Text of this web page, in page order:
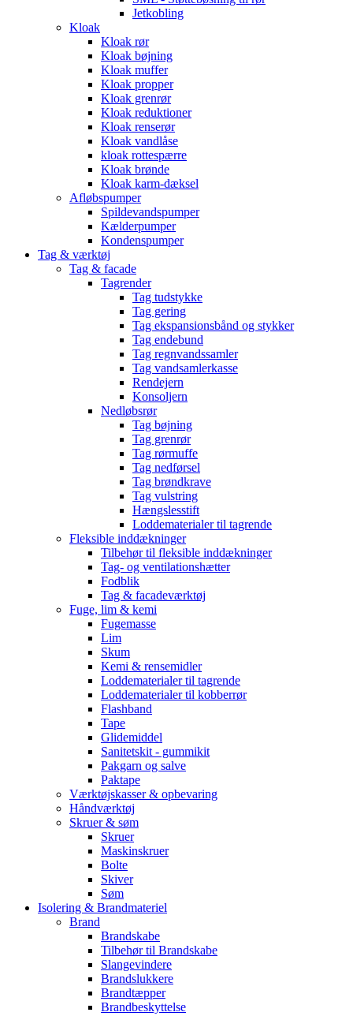
Jetkobling
Kloak
Kloak rør
Kloak bøjning
Kloak muffer
Kloak propper
Kloak grenrør
Kloak reduktioner
Kloak renserør
Kloak vandlåse
kloak rottespærre
Kloak brønde
Kloak karm-dæksel
Afløbspumper
Spildevandspumper
Kælderpumper
Kondenspumper
Tag & værktøj
Tag & facade
Tagrender
Tag tudstykke
Tag gering
Tag ekspansionsbånd og stykker
Tag endebund
Tag regnvandssamler
Tag vandsamlerkasse
Rendejern
Konsoljern
Nedløbsrør
Tag bøjning
Tag grenrør
Tag rørmuffe
Tag nedførsel
Tag brøndkrave
Tag vulstring
Hængslesstift
Loddematerialer til tagrende
Fleksible inddækninger
Tilbehør til fleksible inddækninger
Tag- og ventilationshætter
Fodblik
Tag & facadeværktøj
Fuge, lim & kemi
Fugemasse
Lim
Skum
Kemi & rensemidler
Loddematerialer til tagrende
Loddematerialer til kobberrør
Flashband
Tape
Glidemiddel
Sanitetskit - gummikit
Pakgarn og salve
Paktape
Værktøjskasser & opbevaring
Håndværktøj
Skruer & søm
Skruer
Maskinskruer
Bolte
Skiver
Søm
Isolering & Brandmateriel
Brand
Brandskabe
Tilbehør til Brandskabe
Slangevindere
Brandslukkere
Brandtæpper
Brandbeskyttelse